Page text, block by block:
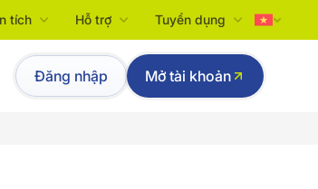
tích Hỗ trợ Tuyển dụng
Tiếng Việt
English
Đăng nhập Mở tài khoản